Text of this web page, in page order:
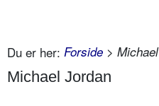
Du er her: Forside >
Michael Jordan